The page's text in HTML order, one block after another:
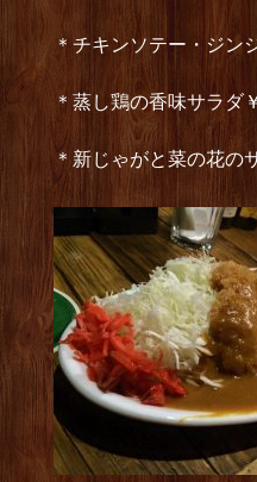
＊チキンソテー・ジン
＊蒸し鶏の香味サラダ
＊新じゃがと菜の花